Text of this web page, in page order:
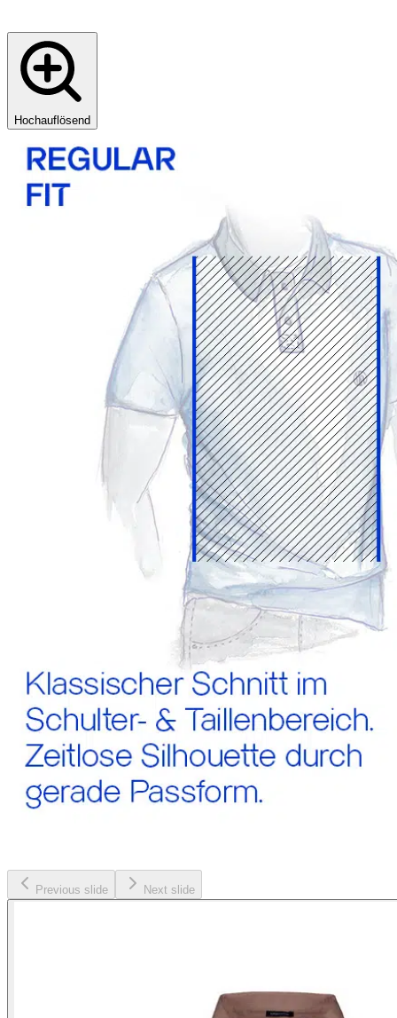
Hochauflösend
Previous slide Next slide